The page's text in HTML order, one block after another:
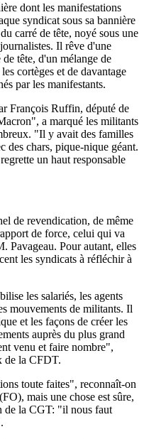
dont les manifestations
syndicat sous sa bannière
carré de tête, noyé sous une
Il rêve d'une
tête, d'un mélange de
cortèges et de davantage
par les manifestants.
François Ruffin, député de
a marqué les militants
"Il y avait des familles
des chars, pique-nique géant.
un haut responsable
de revendication, de même
de force, celui qui va
Pavageau. Pour autant, elles
les syndicats à réfléchir à
les salariés, les agents
mouvements de militants. Il
et les façons de créer les
auprès du plus grand
venu et faire nombre",
de la CFDT.
toute faites", reconnaît-on
mais une chose est sûre,
de la CGT: "il nous faut